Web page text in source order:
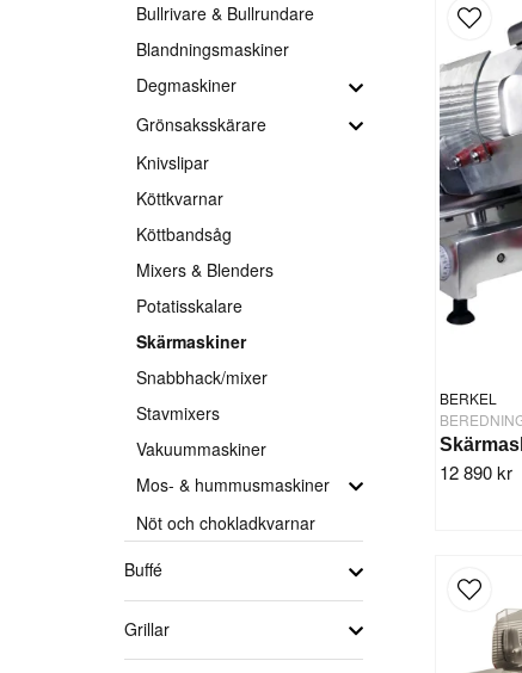
Bullrivare & Bullrundare
Blandningsmaskiner
Degmaskiner
Grönsaksskärare
Knivslipar
Köttkvarnar
Köttbandsåg
Mixers & Blenders
Potatisskalare
Skärmaskiner
Snabbhack/mixer
Stavmixers
Vakuummaskiner
Mos- & hummusmaskiner
Nöt och chokladkvarnar
Buffé
Grillar
BERKEL
12 890 kr